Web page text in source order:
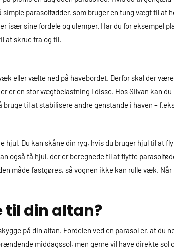
parasolfødder, som bruger en tung vægt til at
især sine fordele og ulemper. Har du for eksempel
at skrue fra og til.
eller vælte ned på havebordet. Derfor skal der
er en stor vægtbelastning i disse. Hos Silvan kan
til at stabilisere andre genstande i haven –
Du kan skåne din ryg, hvis du bruger hjul til at
også få hjul, der er beregnede til at flytte
måde fastgøres, så vognen ikke kan rulle væk.
til din altan?
på din altan. Fordelen ved en parasol er, at du
middagssol, men gerne vil have direkte